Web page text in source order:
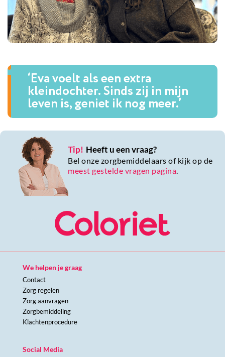
‘Eva voelt als een extra
kleindochter. Sinds zij in mijn
leven is, geniet ik nog meer.’
Tip! Heeft u een vraag?
Bel onze zorgbemiddelaars of kijk op de
meest gestelde vragen pagina.
We helpen je graag
Contact
Zorg regelen
Zorg aanvragen
Zorgbemiddeling
Klachtenprocedure
Social Media